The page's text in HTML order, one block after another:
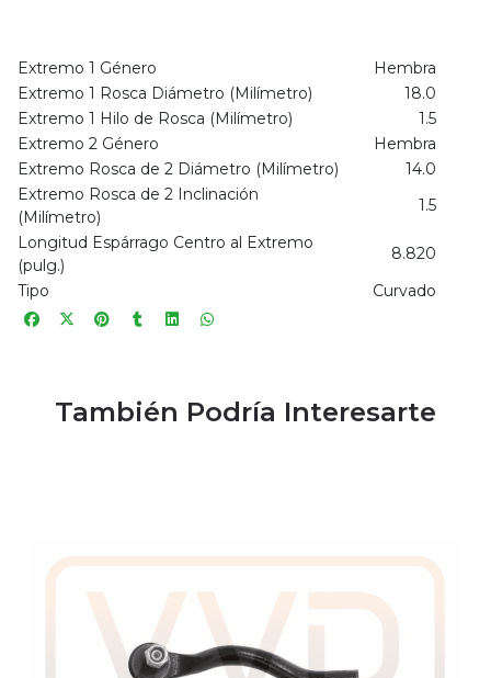
Extremo 1 Género
Hembra
Extremo 1 Rosca Diámetro (Milímetro)
18.0
Extremo 1 Hilo de Rosca (Milímetro)
1.5
Extremo 2 Género
Hembra
Extremo Rosca de 2 Diámetro (Milímetro)
14.0
Extremo Rosca de 2 Inclinación
(Milímetro)
1.5
Longitud Espárrago Centro al Extremo
(pulg.)
8.820
Tipo
Curvado
También Podría Interesarte